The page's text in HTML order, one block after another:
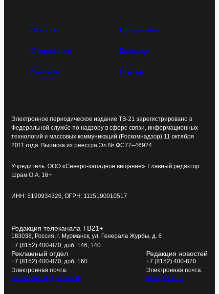
Новости Программы
О компании Команда
Реклама Статьи
Электронное периодическое издание ТВ-21 зарегистрировано в
Федеральной службе по надзору в сфере связи, информационных
технологий и массовых коммуникаций (Роскомнадзор) 11 октября
2011 года. Выписка из реестра Эл № ФС77–46924.
Учредитель: ООО «Северо-западное вещание». Главный редактор:
Шрам О.А. 16+
ИНН: 5190934326, ОГРН: 1115190010517
Редакция телеканала ТВ21+
183038, Россия, г. Мурманск, ул. Генерала Журбы, д. 6
+7 (8152) 400-870, доб. 146, 140
Рекламный отдел
+7 (8152) 400-870, доб. 160
Электронная почта:
tv21kompania@yandex.ru
Редакция новостей
+7 (8152) 400-870
Электронная почта:
news@tv21.ru